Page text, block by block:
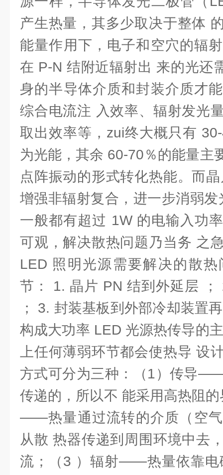
产生热量，其多少取决于整体
能量作用下，电子和空穴的辐
在 P-N 结附近辐射出 来的光还
身的半导体介质和封装介质才
综合电流注 入效率、辐射发光
取出效率等，zui终大概只有
为光能，其余 60-70％的能量主
点阵振动的形式转化热能。而
增强非辐射复合，进一步消弱
一般都有超过 1W 的电输入功
可观，解决散热问题乃当务 之
LED 照明光源需要解决的散
节： 1. 晶片 PN 结到外延层
； 3. 封装基板到外部冷却装置
构成大功率 LED 光源热传导的
上任何薄弱环节都会使热导 设
方式可分为三种：（1）传导
传递的，所以不 能采用高热阻
——热量通过流转的介质（空
从散 热器传递到周围环境中去
流；（3 ）辐射——热量依靠电